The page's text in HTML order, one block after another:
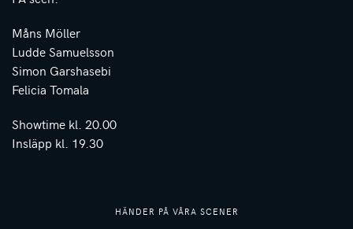
HÄNDER PÅ VÅRA SCENER
Måns Möller
Ludde Samuelsson
Simon Garshasebi
Felicia Tomala
Showtime kl. 20.00
Insläpp kl. 19.30